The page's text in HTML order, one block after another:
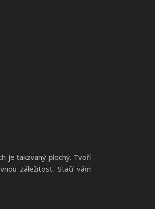
je takzvaný plochý. Tvoří
záležitost. Stačí vám